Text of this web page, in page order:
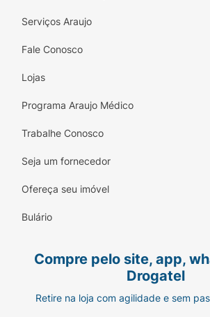
Serviços Araujo
Fale Conosco
Lojas
Programa Araujo Médico
Trabalhe Conosco
Seja um fornecedor
Ofereça seu imóvel
Bulário
Compre pelo site, app,
Drogatel
Retire na loja com agilidade e sem